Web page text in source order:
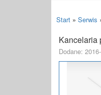
Start » Serwis
Kancelaria
Dodane: